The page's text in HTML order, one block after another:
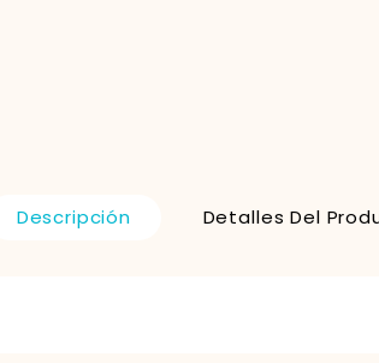
Descripción Detalles Del